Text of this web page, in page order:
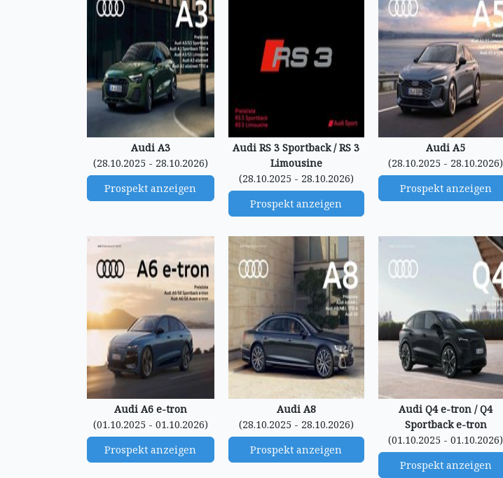
Audi A3
(28.10.2025 - 28.10.2026)
Prospekt anzeigen
Audi RS 3 Sportback / RS 3
Limousine
(28.10.2025 - 28.10.2026)
Prospekt anzeigen
Audi A5
(28.10.2025 - 28.10.2026)
Prospekt anzeigen
Audi A6 e-tron
(01.10.2025 - 01.10.2026)
Prospekt anzeigen
Audi A8
(28.10.2025 - 28.10.2026)
Prospekt anzeigen
Audi Q4 e-tron / Q4
Sportback e-tron
(01.10.2025 - 01.10.2026)
Prospekt anzeigen